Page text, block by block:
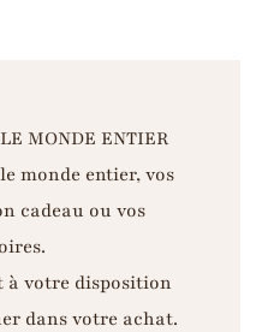
MONDE ENTIER
monde entier, vos
cadeau ou vos
à votre disposition
dans votre achat.